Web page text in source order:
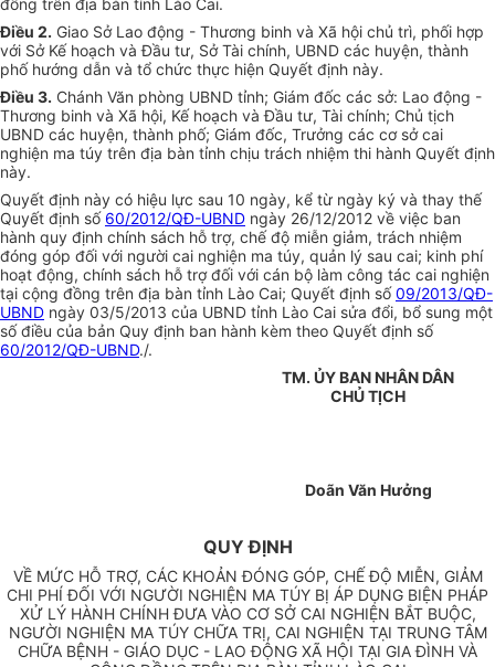
đồng trên địa bàn tỉnh Lào Cai.
Điều 2. Giao Sở Lao động - Thương binh và Xã hội chủ trì, phối hợp
với Sở Kế hoạch và Đầu tư, Sở Tài chính, UBND các huyện, thành
phố hướng dẫn và tổ chức thực hiện Quyết định này.
Điều 3. Chánh Văn phòng UBND tỉnh; Giám đốc các sở: Lao động -
Thương binh và Xã hội, Kế hoạch và Đầu tư, Tài chính; Chủ tịch
UBND các huyện, thành phố; Giám đốc, Trưởng các cơ sở cai
nghiện ma túy trên địa bàn tỉnh chịu trách nhiệm thi hành Quyết định
này.
Quyết định này có hiệu lực sau 10 ngày, kể từ ngày ký và thay thế
Quyết định số 60/2012/QĐ-UBND ngày 26/12/2012 về việc ban
hành quy định chính sách hỗ trợ, chế độ miễn giảm, trách nhiệm
đóng góp đối với người cai nghiện ma túy, quản lý sau cai; kinh phí
hoạt động, chính sách hỗ trợ đối với cán bộ làm công tác cai nghiện
tại cộng đồng trên địa bàn tỉnh Lào Cai; Quyết định số09/2013/QĐ-
UBND ngày 03/5/2013 của UBND tỉnh Lào Cai sửa đổi, bổ sung một
số điều của bản Quy định ban hành kèm theo Quyết định số
60/2012/QĐ-UBND./.
TM. ỦY BAN NHÂN DÂN
CHỦ TỊCH
Doãn Văn Hưởng
QUY ĐỊNH
VỀ MỨC HỖ TRỢ, CÁC KHOẢN ĐÓNG GÓP, CHẾ ĐỘ MIỄN, GIẢM
CHI PHÍ ĐỐI VỚI NGƯỜI NGHIỆN MA TÚY BỊ ÁP DỤNG BIỆN PHÁP
XỬ LÝ HÀNH CHÍNH ĐƯA VÀO CƠ SỞ CAI NGHIỆN BẮT BUỘC,
NGƯỜI NGHIỆN MA TÚY CHỮA TRỊ, CAI NGHIỆN TẠI TRUNG TÂM
CHỮA BỆNH - GIÁO DỤC - LAO ĐỘNG XÃ HỘI TẠI GIA ĐÌNH VÀ